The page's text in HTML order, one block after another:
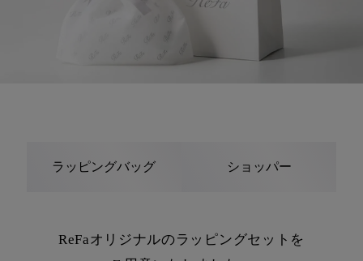
ラッピングバッグ ショッパー
ReFaオリジナルのラッピングセットを